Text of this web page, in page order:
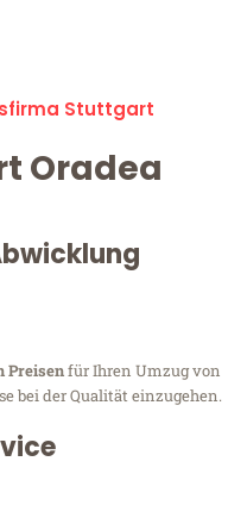
Stuttgart
Oradea
Preisenfür Ihren Umzug von
bei der Qualität einzugehen.